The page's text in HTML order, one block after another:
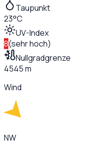
Taupunkt
23°C
UV-Index
8(sehr hoch)
Nullgradgrenze
4545 m
Wind
NW